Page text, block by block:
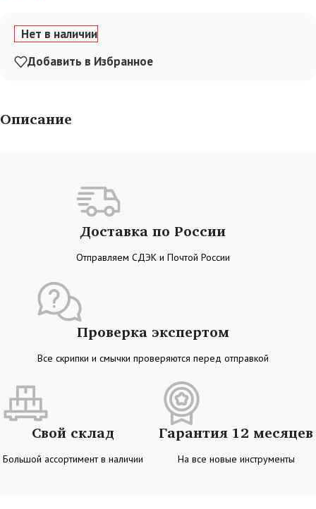
Нет в наличии
Добавить в Избранное
Описание
Доставка по России
Отправляем СДЭК и Почтой России
Проверка экспертом
Все скрипки и смычки проверяются перед отправкой
Свой склад
Большой ассортимент в наличии
Гарантия 12 месяцев
На все новые инструменты